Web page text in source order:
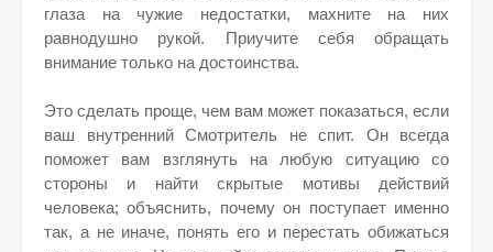
глаза на чужие недостатки, махните на них
равнодушно рукой. Приучите себя обращать
внимание только на достоинства.
Это сделать проще, чем вам может показаться, если
ваш внутренний Смотритель не спит. Он всегда
поможет вам взглянуть на любую ситуацию со
стороны и найти скрытые мотивы действий
человека; объяснить, почему он поступает именно
так, а не иначе, понять его и перестать обижаться